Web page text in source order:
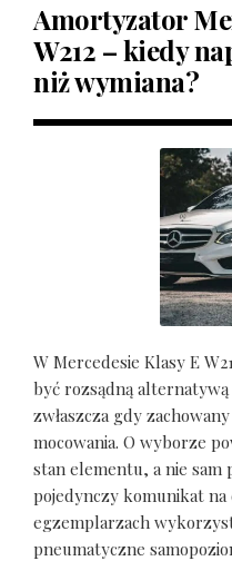
Amortyzator
W212 – kiedy
niż wymiana?
W Mercedesie Klasy E
być rozsądną
zwłaszcza gdy
mocowania. O wyborze
stan elementu, a nie sam
pojedynczy komunikat na
egzemplarzach
pneumatyczne